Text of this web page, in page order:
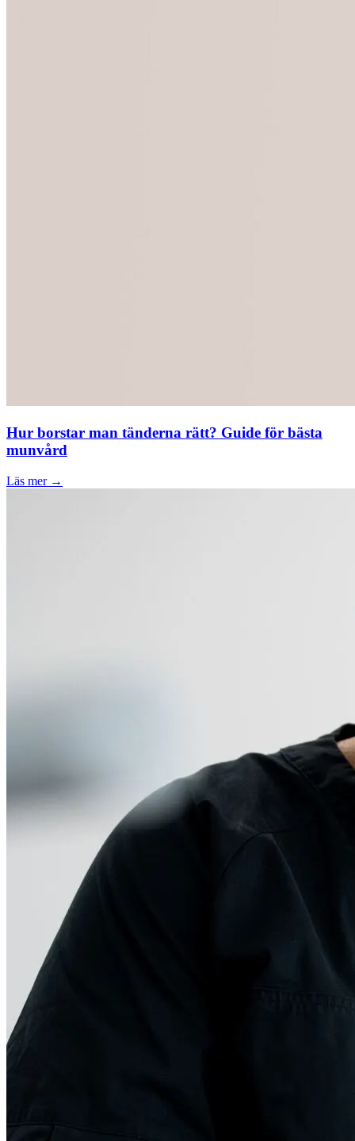
Hur borstar man tänderna rätt? Guide för bästa
munvård
Läs mer →